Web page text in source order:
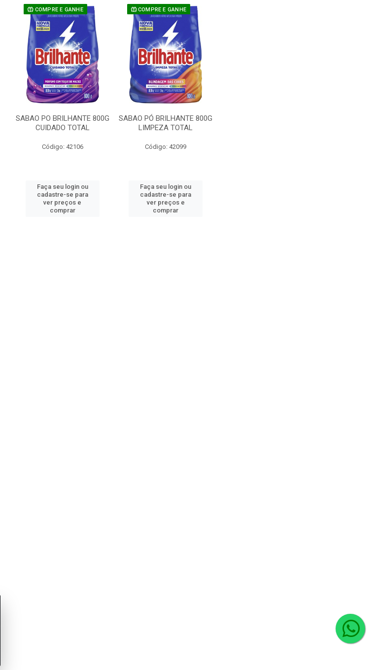
COMPRE E GANHE
SABAO PO BRILHANTE 800G
CUIDADO TOTAL
Código: 42106
Faça seu login ou
cadastre-se para
ver preços e
comprar
COMPRE E GANHE
SABAO PÓ BRILHANTE 800G
LIMPEZA TOTAL
Código: 42099
Faça seu login ou
cadastre-se para
ver preços e
comprar